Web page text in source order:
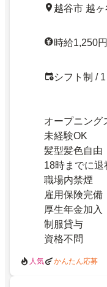
越谷市 越
時給1,250
シフト制 /
オープニング
未経験OK
髪型髪色自由
18時までに退
職場内禁煙
雇用保険完備
厚生年金加入
制服貸与
資格不問
人気 かんたん応募